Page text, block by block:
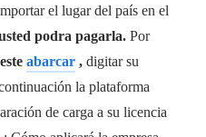
el lugar del país en el
podra pagarla. Por
abarcar , digitar su
la plataforma
de carga a su licencia